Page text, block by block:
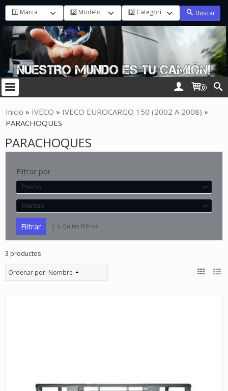
Buscar
0
Inicio » IVECO » IVECO EUROCARGO 150 (2002 A 2008) »
PARACHOQUES
PARACHOQUES
Filtrar por
Precio
Marcas
| x Quitar Filtros
3 productos
Ordenar por: Nombre